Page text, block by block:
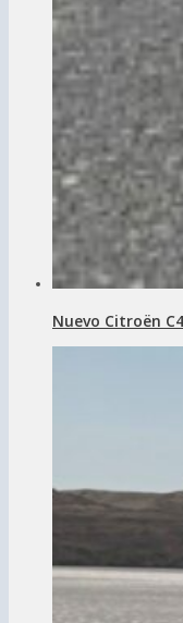
Nuevo Citroën